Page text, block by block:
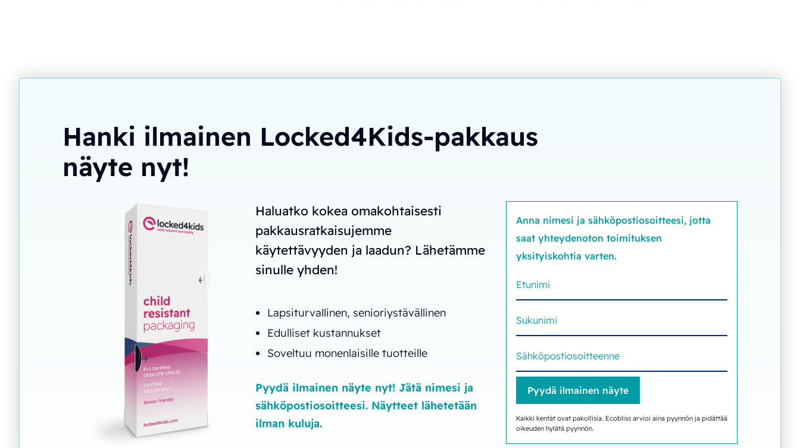
Hanki ilmainen Locked4Kids-pakkaus
näyte nyt!
Haluatko kokea omakohtaisesti
pakkausratkaisujemme
käytettävyyden ja laadun? Lähetämme
sinulle yhden!
Lapsiturvallinen, senioriystävällinen
Edulliset kustannukset
Soveltuu monenlaisille tuotteille
Pyydä ilmainen näyte nyt! Jätä nimesi ja
sähköpostiosoitteesi. Näytteet lähetetään
ilman kuluja.
Anna nimesi ja sähköpostiosoitteesi, jotta
saat yhteydenoton toimituksen
yksityiskohtia varten.
Kaikki kentät ovat pakollisia. Ecobliss arvioi aina pyynnön ja pidättää
oikeuden hylätä pyynnön.